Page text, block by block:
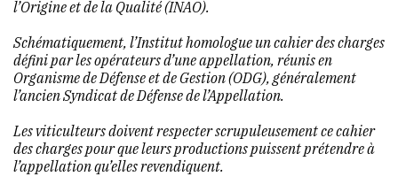
l’Origine et de la Qualité (INAO).
Schématiquement, l’Institut homologue un cahier des charges
défini par les opérateurs d’une appellation, réunis en
Organisme de Défense et de Gestion (ODG), généralement
l’ancien Syndicat de Défense de l’Appellation.
Les viticulteurs doivent respecter scrupuleusement ce cahier
des charges pour que leurs productions puissent prétendre à
l’appellation qu’elles revendiquent.